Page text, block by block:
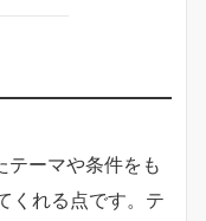
テーマや条件をも
くれる点です。テ